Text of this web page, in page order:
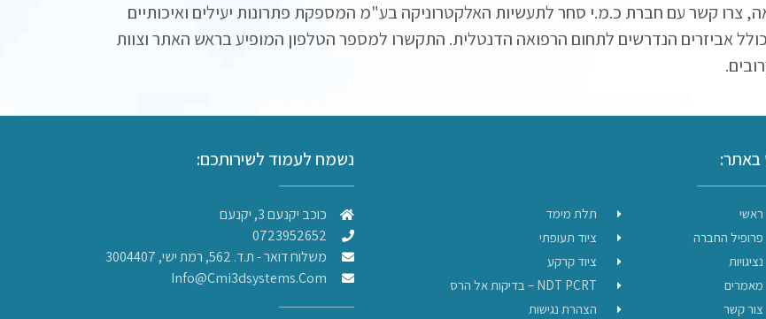
צרו קשר עם חברת כ.מ.י סחר לתעשיות האלקטרוניקה בע"מ המספקת פתרונות יעילים ואיכותיים
כולל אביזרים הנדרשים לתחום הרפואה הדנטלית. התקשרו למספר הטלפון המופיע בראש האתר וצוות
באתר:
ראשי
פרופיל החברה
נציגויות
מאמרים
צור קשר
תלת מימד
ציוד תעופתי
ציוד קרקע
NDT PCRT – בדיקות אל הרס
הצהרת נגישות
נשמח לעמוד לשירותכם:
כוכב יקנעם 3, יקנעם
0723952652
משלוח דואר - ת.ד. 562, רמת ישי, 3004407​
Info@cmi3dsystems.com